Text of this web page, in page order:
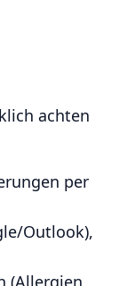
achten
per
Outlook),
(Allergien,